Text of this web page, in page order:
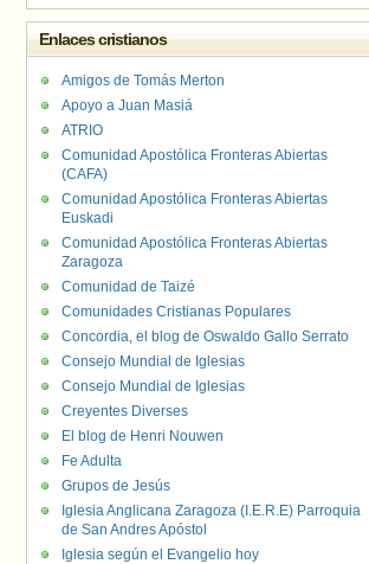
Enlaces cristianos
Amigos de Tomás Merton
Apoyo a Juan Masiá
ATRIO
Comunidad Apostólica Fronteras Abiertas
(CAFA)
Comunidad Apostólica Fronteras Abiertas
Euskadi
Comunidad Apostólica Fronteras Abiertas
Zaragoza
Comunidad de Taizé
Comunidades Cristianas Populares
Concordia, el blog de Oswaldo Gallo Serrato
Consejo Mundial de Iglesias
Consejo Mundial de Iglesias
Creyentes Diverses
El blog de Henri Nouwen
Fe Adulta
Grupos de Jesús
Iglesia Anglicana Zaragoza (I.E.R.E) Parroquia
de San Andres Apóstol
Iglesia según el Evangelio hoy